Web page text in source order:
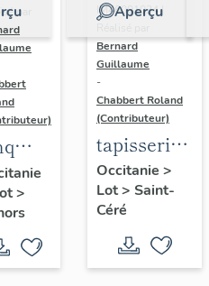
par
un
>
Aperçu
IM46001034 |
Bernard
Guillaume
-
Chabbert Roland
(Contributeur)
tapisserie :
Ariane en
fête
Occitanie >
Lot> Saint-
Céré